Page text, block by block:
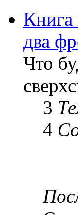
Книга
два
Что
3
4